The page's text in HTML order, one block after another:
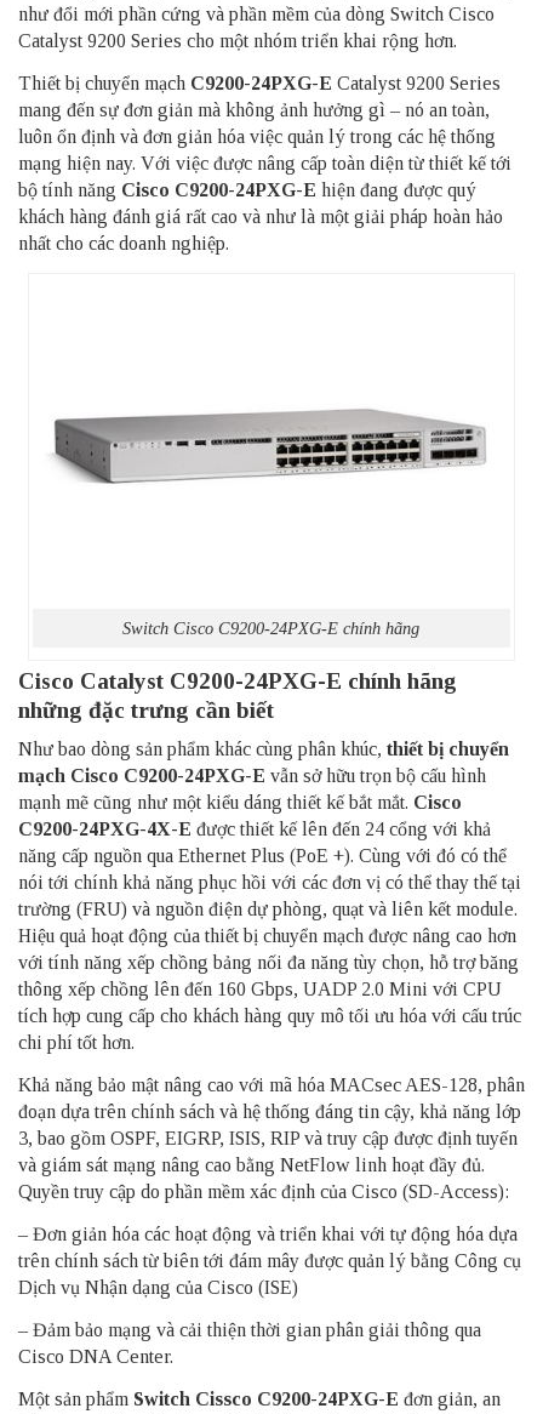
như đổi mới phần cứng và phần mềm của dòng Switch Cisco
Catalyst 9200 Series cho một nhóm triển khai rộng hơn.
Thiết bị chuyển mạch C9200-24PXG-E Catalyst 9200 Series
mang đến sự đơn giản mà không ảnh hưởng gì – nó an toàn,
luôn ổn định và đơn giản hóa việc quản lý trong các hệ thống
mạng hiện nay. Với việc được nâng cấp toàn diện từ thiết kế tới
bộ tính năng Cisco C9200-24PXG-E hiện đang được quý
khách hàng đánh giá rất cao và như là một giải pháp hoàn hảo
nhất cho các doanh nghiệp.
Switch Cisco C9200-24PXG-E chính hãng
Cisco Catalyst C9200-24PXG-E chính hãng
những đặc trưng cần biết
Như bao dòng sản phẩm khác cùng phân khúc, thiết bị chuyển
mạch Cisco C9200-24PXG-E vẫn sở hữu trọn bộ cấu hình
mạnh mẽ cũng như một kiểu dáng thiết kế bắt mắt. Cisco
C9200-24PXG-4X-E được thiết kế lên đến 24 cổng với khả
năng cấp nguồn qua Ethernet Plus (PoE +). Cùng với đó có thể
nói tới chính khả năng phục hồi với các đơn vị có thể thay thế tại
trường (FRU) và nguồn điện dự phòng, quạt và liên kết module.
Hiệu quả hoạt động của thiết bị chuyển mạch được nâng cao hơn
với tính năng xếp chồng bảng nối đa năng tùy chọn, hỗ trợ băng
thông xếp chồng lên đến 160 Gbps, UADP 2.0 Mini với CPU
tích hợp cung cấp cho khách hàng quy mô tối ưu hóa với cấu trúc
chi phí tốt hơn.
Khả năng bảo mật nâng cao với mã hóa MACsec AES-128, phân
đoạn dựa trên chính sách và hệ thống đáng tin cậy, khả năng lớp
3, bao gồm OSPF, EIGRP, ISIS, RIP và truy cập được định tuyến
và giám sát mạng nâng cao bằng NetFlow linh hoạt đầy đủ.
Quyền truy cập do phần mềm xác định của Cisco (SD-Access):
– Đơn giản hóa các hoạt động và triển khai với tự động hóa dựa
trên chính sách từ biên tới đám mây được quản lý bằng Công cụ
Dịch vụ Nhận dạng của Cisco (ISE)
– Đảm bảo mạng và cải thiện thời gian phân giải thông qua
Cisco DNA Center.
Một sản phẩm Switch Cissco C9200-24PXG-E đơn giản, an